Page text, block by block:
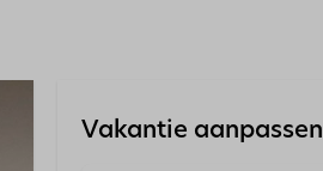
Vakantie aanpassen